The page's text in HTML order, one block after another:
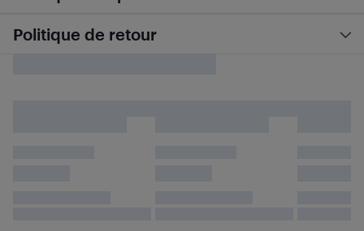
Politique de retour